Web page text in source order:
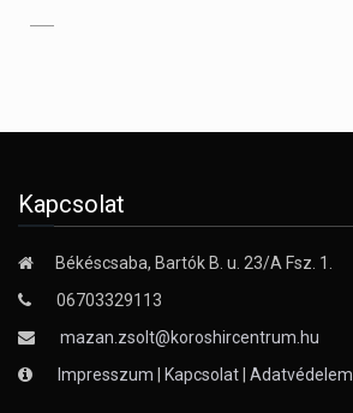
Kapcsolat
Békéscsaba, Bartók B. u. 23/A Fsz. 1.
06703329113
mazan.zsolt@koroshircentrum.hu
Impresszum
Kapcsolat Adatvédelem